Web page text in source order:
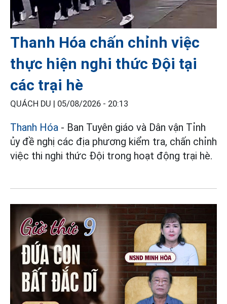
Thanh Hóa chấn chỉnh việc
thực hiện nghi thức Đội tại
các trại hè
QUÁCH DU | 05/08/2026 - 20:13
Thanh Hóa - Ban Tuyên giáo và Dân vận Tỉnh
ủy đề nghị các địa phương kiểm tra, chấn chỉnh
việc thi nghi thức Đội trong hoạt động trại hè.